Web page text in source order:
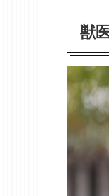
獣